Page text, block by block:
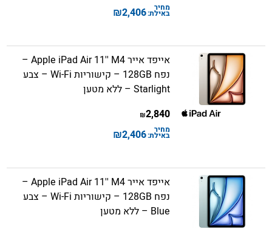
מחיר
באילת:2,406
₪
אייפד אייר Apple iPad Air 11'' M4 –
נפח 128GB – קישוריות Wi-Fi – צבע
Starlight – ללא מטען
2,840
₪
מחיר
באילת:2,406
₪
אייפד אייר Apple iPad Air 11'' M4 –
נפח 128GB – קישוריות Wi-Fi – צבע
Blue – ללא מטען